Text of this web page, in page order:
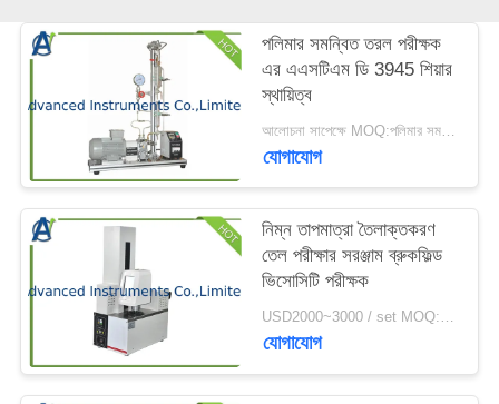
আবেদন
সাইট
PRIVACY
POLICY
পলিমার সমন্বিত তরল পরীক্ষক
এর এএসটিএম ডি 3945 শিয়ার
স্থায়িত্ব
আলোচনা সাপেক্ষে MOQ:পলিমার সমন্বিত ফ্লুয়েড পরীক্ষকের 1 সেট শিয়ার স্থায়িত্ব
যোগাযোগ
নিম্ন তাপমাত্রা তৈলাক্তকরণ
তেল পরীক্ষার সরঞ্জাম ব্রুকফিল্ড
ভিসোসিটি পরীক্ষক
USD2000~3000 / set MOQ:1 বিন্যাস করুন
যোগাযোগ